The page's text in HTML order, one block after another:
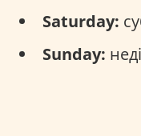
Saturday:
Sunday: